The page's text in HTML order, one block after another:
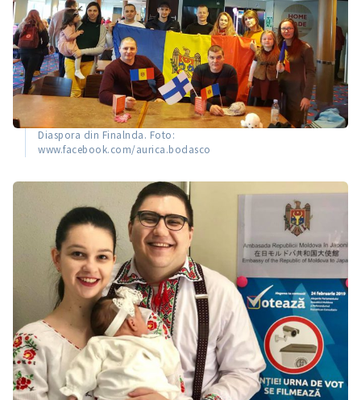
Diaspora din Finalnda. Foto:
www.facebook.com/aurica.bodasco